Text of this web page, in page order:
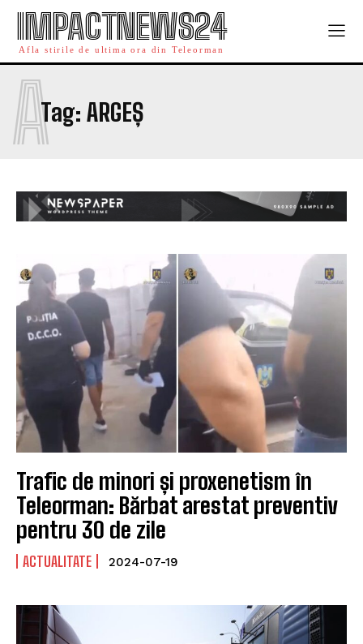
IMPACTNEWS24
Afla stirile de ultima ora din Teleorman
Tag: ARGEȘ
A
Trafic de minori și proxenetism în
Teleorman: Bărbat arestat preventiv
pentru 30 de zile
ACTUALITATE 2024-07-19